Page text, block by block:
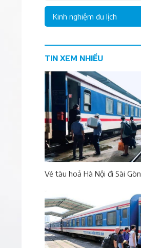
Kinh nghiệm du lịch
TIN XEM NHIỀU
Vé tàu hoả Hà Nội đi Sài Gòn